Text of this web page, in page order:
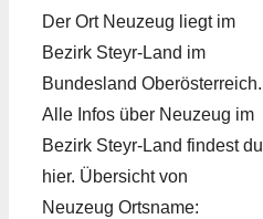
Der Ort Neuzeug liegt im
Bezirk Steyr-Land im
Bundesland Oberösterreich.
Alle Infos über Neuzeug im
Bezirk Steyr-Land findest du
hier. Übersicht von
Neuzeug Ortsname: